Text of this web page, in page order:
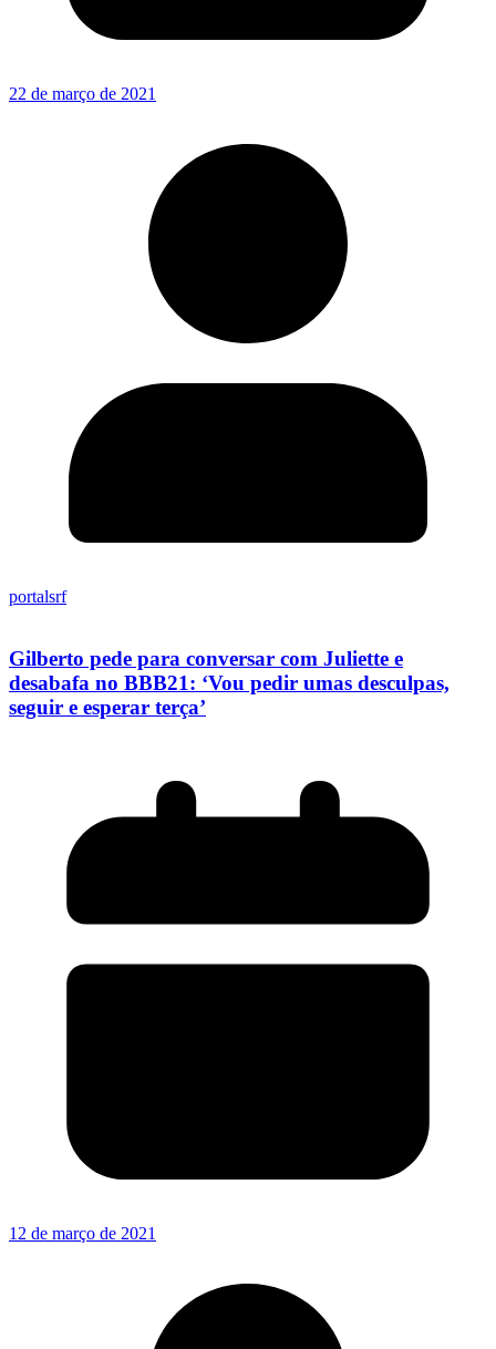
22 de março de 2021
portalsrf
Gilberto pede para conversar com Juliette e
desabafa no BBB21: ‘Vou pedir umas desculpas,
seguir e esperar terça’
12 de março de 2021